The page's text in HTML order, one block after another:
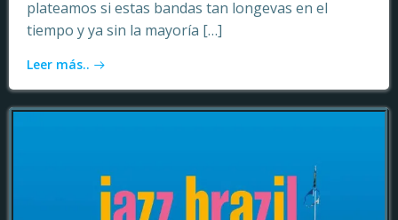
plateamos si estas bandas tan longevas en el
tiempo y ya sin la mayoría […]
Leer más..